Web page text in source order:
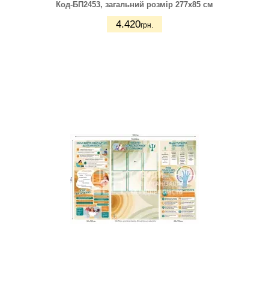
Код-БП2453, загальний розмір 277х85 см
4.420грн.